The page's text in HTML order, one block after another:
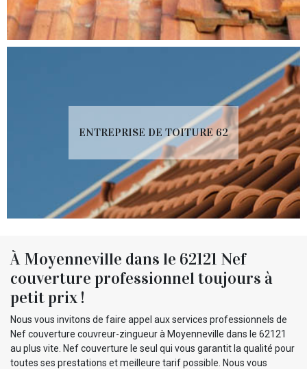
ENTREPRISE DE TOITURE 62
À Moyenneville dans le 62121 Nef
couverture professionnel toujours à
petit prix !
Nous vous invitons de faire appel aux services professionnels de
Nef couverture couvreur-zingueur à Moyenneville dans le 62121
au plus vite. Nef couverture le seul qui vous garantit la qualité pour
toutes ses prestations et meilleure tarif possible. Nous vous